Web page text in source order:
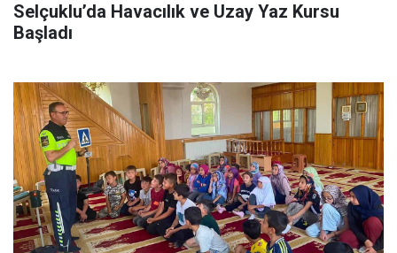
Selçuklu’da Havacılık ve Uzay Yaz Kursu
Başladı